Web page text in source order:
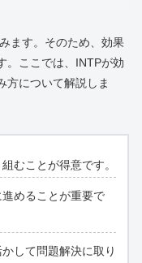
ます。そのため、効果
。ここでは、INTPが効
方について解説しま
むことが得意です。
進めることが重要で
して問題解決に取り